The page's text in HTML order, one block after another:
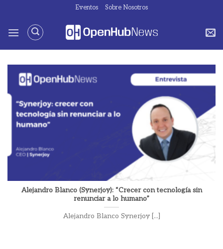
contenido
Eventos Sobre Nosotros
Alejandro Blanco (Synerjoy): “Crecer con tecnología sin
renunciar a lo humano”
Alejandro Blanco Synerjoy [...]